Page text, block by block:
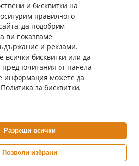
бюлетин
сПолитиката за лични данни.
от аптеки „Ванчева“
онлайн аптека от
Агенция по Лекарствата
и бисквитки на
правилното
да подобрим
ви показваме
и реклами.
всички бисквитки или да
предпочитания от панела
информация можете да
Политика за бисквитки.
Разреши всички
Позволи избрани